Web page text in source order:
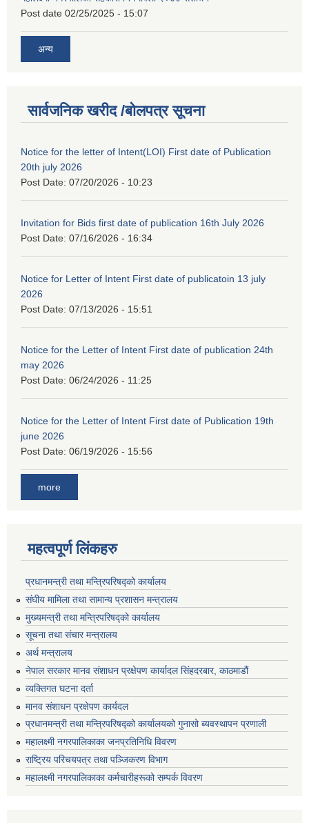
Post date 02/25/2025 - 15:07
अन्य
सार्वजनिक खरीद /बोलपत्र सूचना
Notice for the letter of Intent(LOI) First date of Publication
20th july 2026
Post Date: 07/20/2026 - 10:23
Invitation for Bids first date of publication 16th July 2026
Post Date: 07/16/2026 - 16:34
Notice for Letter of Intent First date of publicatoin 13 july
2026
Post Date: 07/13/2026 - 15:51
Notice for the Letter of Intent First date of publication 24th
may 2026
Post Date: 06/24/2026 - 11:25
Notice for the Letter of Intent First date of Publication 19th
june 2026
Post Date: 06/19/2026 - 15:56
more
महत्वपूर्ण लिंकहरु
प्रधानमन्त्री तथा मन्त्रिपरिषद्को कार्यालय
संघीय मामिला तथा सामान्य प्रशासन मन्त्रालय
मुख्यमन्त्री तथा मन्त्रिपरिषद्को कार्यालय
सूचना तथा संचार मन्त्रालय
अर्थ मन्त्रालय
नेपाल सरकार मानव संशाधन प्रक्षेपण कार्यादल सिंहदरबार, काठमाडौं
व्यक्तिगत घटना दर्ता
मानव संशाधन प्रक्षेपण कार्यदल
प्रधानमन्त्री तथा मन्त्रिपरिषद्को कार्यालयको गुनासो ब्यवस्थापन प्रणाली
महालक्ष्मी नगरपालिकाका जनप्रतिनिधि विवरण
राष्ट्रिय परिचयपत्र तथा पञ्जिकरण विभाग
महालक्ष्मी नगरपालिकाका कर्मचारीहरूको सम्पर्क विवरण